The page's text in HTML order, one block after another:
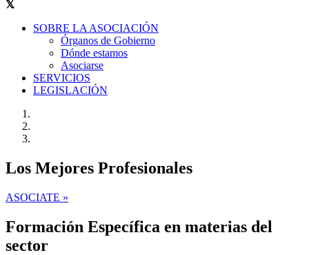
SOBRE LA ASOCIACIÓN
Órganos de Gobierno
Dónde estamos
Asociarse
SERVICIOS
LEGISLACIÓN
Los Mejores Profesionales
ASOCIATE »
Formación Específica en materias del
sector